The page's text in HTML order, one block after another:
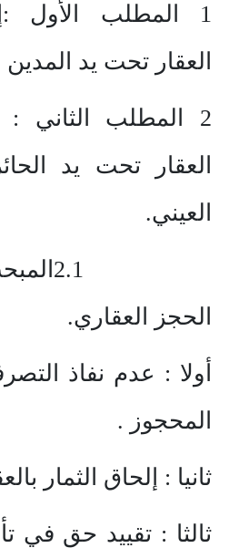
1 المطلب الأول
العقار تحت يد المدين
2 المطلب الثاني
العقار تحت يد
العيني.
الحجز العقاري.
أولا : عدم نفاذ
المحجوز .
ثانيا : إلحاق الثمار
ثالثا : تقييد حق في